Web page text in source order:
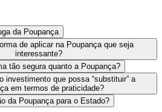
da Poupança
de aplicar na Poupança que seja
interessante?
tão segura quanto a Poupança?
investimento que possa “substituir” a
em termos de praticidade?
da Poupança para o Estado?